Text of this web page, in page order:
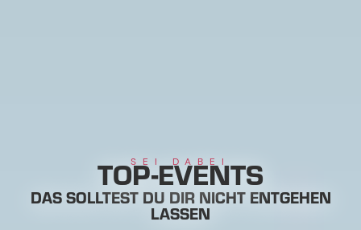
SEI DABEI
TOP-EVENTS
DAS SOLLTEST DU DIR NICHT ENTGEHEN
LASSEN